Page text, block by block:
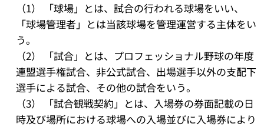
（1） 「球場」とは、試合の行われる球場をいい、
「球場管理者」とは当該球場を管理運営する主体をい
う。
（2） 「試合」とは、プロフェッショナル野球の年度
連盟選手権試合、非公式試合、出場選手以外の支配下
選手による試合、その他の試合をいう。
（3） 「試合観戦契約」とは、入場券の券面記載の日
時及び場所における球場への入場並びに入場券により